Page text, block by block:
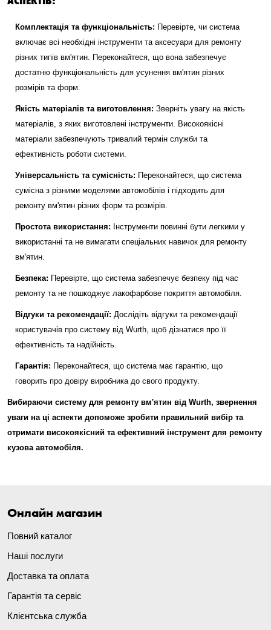
Комплектація та функціональність: Перевірте, чи система
включає всі необхідні інструменти та аксесуари для ремонту
різних типів вм'ятин. Переконайтеся, що вона забезпечує
достатню функціональність для усунення вм'ятин різних
розмірів та форм.
Якість матеріалів та виготовлення: Зверніть увагу на якість
матеріалів, з яких виготовлені інструменти. Високоякісні
матеріали забезпечують тривалий термін служби та
ефективність роботи системи.
Універсальність та сумісність: Переконайтеся, що система
сумісна з різними моделями автомобілів і підходить для
ремонту вм'ятин різних форм та розмірів.
Простота використання: Інструменти повинні бути легкими у
використанні та не вимагати спеціальних навичок для ремонту
вм'ятин.
Безпека: Перевірте, що система забезпечує безпеку під час
ремонту та не пошкоджує лакофарбове покриття автомобіля.
Відгуки та рекомендації: Дослідіть відгуки та рекомендації
користувачів про систему від Wurth, щоб дізнатися про її
ефективність та надійність.
Гарантія: Переконайтеся, що система має гарантію, що
говорить про довіру виробника до свого продукту.
Вибираючи систему для ремонту вм'ятин від Wurth, звернення
уваги на ці аспекти допоможе зробити правильний вибір та
отримати високоякісний та ефективний інструмент для ремонту
кузова автомобіля.
Онлайн магазин
Повний каталог
Наші послуги
Доставка та оплата
Гарантія та сервіс
Клієнтська служба